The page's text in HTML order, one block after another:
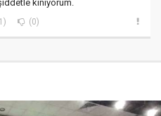
kınıyorum.
(0)